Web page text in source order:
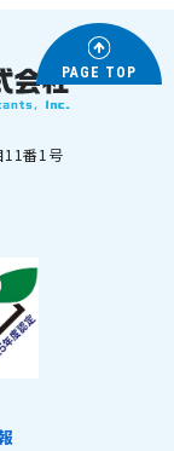
PAGE TOP
番1号